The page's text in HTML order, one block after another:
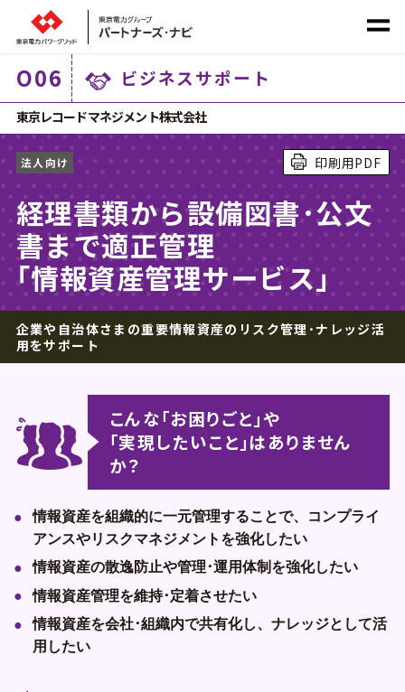
社会課題から探す
サービス カテゴリ から探す
ホーム
商材一覧
企業一覧
地域のお困りごとを解決します
O06 ビジネスサポート
東京レコードマネジメント株式会社
法人向け 印刷用PDF
経理書類から設備図書･公文
書まで適正管理
｢情報資産管理サービス｣
企業や自治体さまの重要情報資産のリスク管理･ナレッジ活
用をサポート
こんな｢お困りごと｣や
｢実現したいこと｣はありません
か？
情報資産を組織的に一元管理することで、コンプライ
アンスやリスクマネジメントを強化したい
情報資産の散逸防止や管理･運用体制を強化したい
情報資産管理を維持･定着させたい
情報資産を会社･組織内で共有化し、ナレッジとして活
用したい